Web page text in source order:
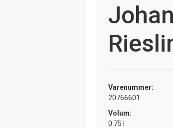
Varenummer:
20766601
Volum:
0.75 l